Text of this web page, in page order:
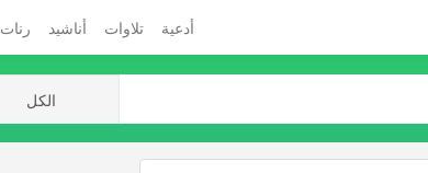
أدعية تلاوات أناشيد رنات